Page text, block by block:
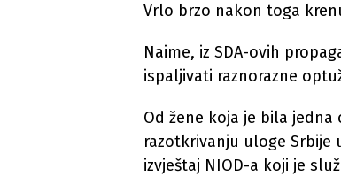
Vrlo brzo nakon toga
Naime, iz SDA-ovih
ispaljivati raznorazne
Od žene koja je bila
razotkrivanju uloge Srbije
izvještaj NIOD-a koji je